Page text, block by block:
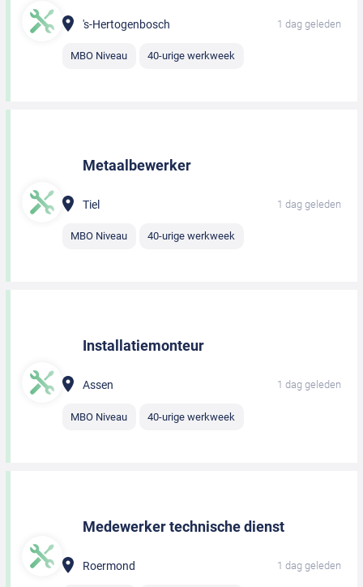
's-Hertogenbosch 1 dag geleden
MBO Niveau 40-urige werkweek
Metaalbewerker
Tiel 1 dag geleden
MBO Niveau 40-urige werkweek
Installatiemonteur
Assen 1 dag geleden
MBO Niveau 40-urige werkweek
Medewerker technische dienst
Roermond 1 dag geleden